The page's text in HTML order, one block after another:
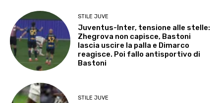
STILE JUVE
Juventus-Inter, tensione alle stelle:
Zhegrova non capisce, Bastoni
lascia uscire la palla e Dimarco
reagisce. Poi fallo antisportivo di
Bastoni
STILE JUVE